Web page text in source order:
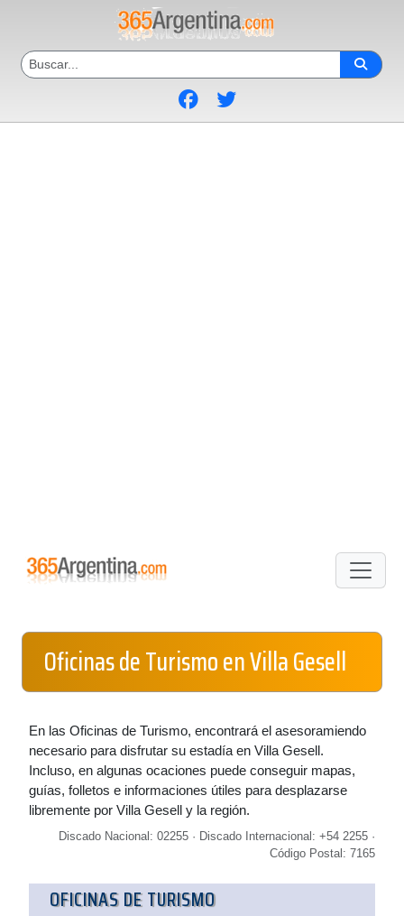
Oficinas de Turismo en Villa Gesell
En las Oficinas de Turismo, encontrará el asesoramiendo
necesario para disfrutar su estadía en Villa Gesell.
Incluso, en algunas ocaciones puede conseguir mapas,
guías, folletos e informaciones útiles para desplazarse
libremente por Villa Gesell y la región.
Discado Nacional: 02255 · Discado Internacional: +54 2255 ·
Código Postal: 7165
OFICINAS DE TURISMO